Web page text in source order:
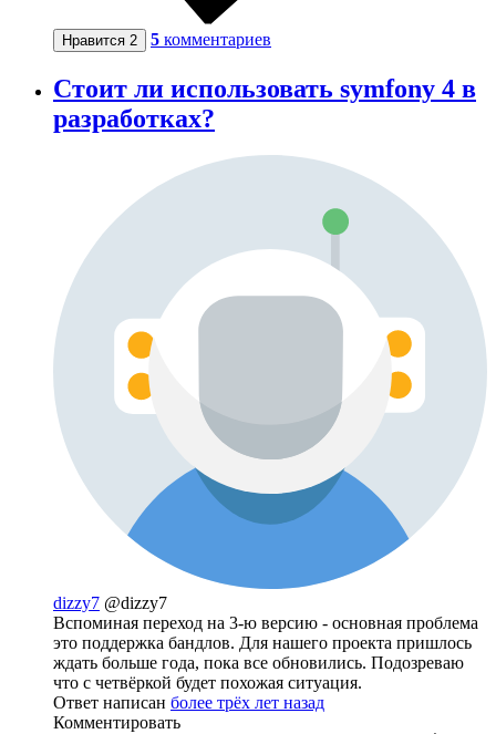
Нравится 2 5 комментариев
Стоит ли использовать symfony 4 в
разработках?
dizzy7 @dizzy7
Вспоминая переход на 3-ю версию - основная проблема
это поддержка бандлов. Для нашего проекта пришлось
ждать больше года, пока все обновились. Подозреваю
что с четвёркой будет похожая ситуация.
Ответ написан более трёх лет назад
Комментировать